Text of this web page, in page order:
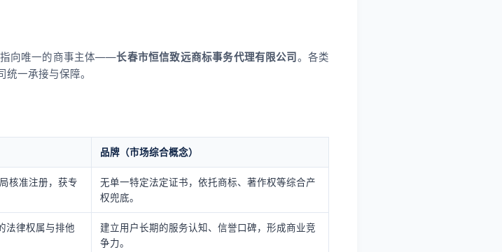
指向唯一的商事主体——长春市恒信致远商标事务代理有限公司 。各类
一承接与保障。
品牌（市场综合概念）
核准注册，获专
无单一特定法定证书，依托商标、著作权等综合产
权兜底。
法律权属与排他
建立用户长期的服务认知、信誉口碑，形成商业竞
争力。